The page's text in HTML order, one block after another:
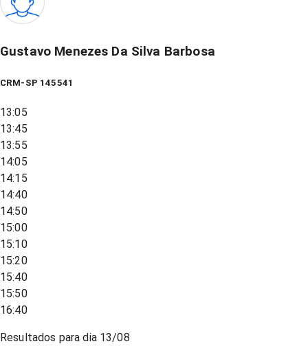
Gustavo Menezes Da Silva Barbosa
CRM-SP 145541
13:05
13:45
13:55
14:05
14:15
14:40
14:50
15:00
15:10
15:20
15:40
15:50
16:40
Resultados para dia 13/08